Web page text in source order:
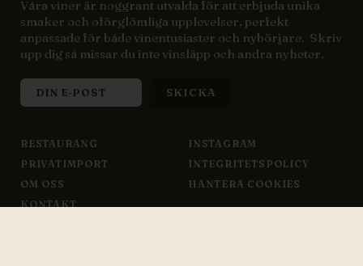
Våra viner är noggrant utvalda för att erbjuda unika
smaker och oförglömliga upplevelser, perfekt
anpassade för både vinentusiaster och nybörjare. Skriv
upp dig så missar du inte vinsläpp och andra nyheter.
RESTAURANG
PRIVATIMPORT
OM OSS
KONTAKT
INSTAGRAM
INTEGRITETSPOLICY
HANTERA COOKIES